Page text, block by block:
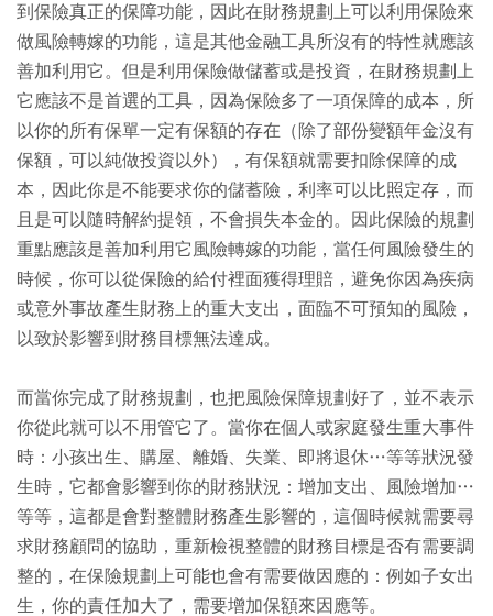
到保險真正的保障功能，因此在財務規劃上可以利用保險來
做風險轉嫁的功能，這是其他金融工具所沒有的特性就應該
善加利用它。但是利用保險做儲蓄或是投資，在財務規劃上
它應該不是首選的工具，因為保險多了一項保障的成本，所
以你的所有保單一定有保額的存在（除了部份變額年金沒有
保額，可以純做投資以外），有保額就需要扣除保障的成
本，因此你是不能要求你的儲蓄險，利率可以比照定存，而
且是可以隨時解約提領，不會損失本金的。因此保險的規劃
重點應該是善加利用它風險轉嫁的功能，當任何風險發生的
時候，你可以從保險的給付裡面獲得理賠，避免你因為疾病
或意外事故產生財務上的重大支出，面臨不可預知的風險，
以致於影響到財務目標無法達成。
而當你完成了財務規劃，也把風險保障規劃好了，並不表示
你從此就可以不用管它了。當你在個人或家庭發生重大事件
時：小孩出生、購屋、離婚、失業、即將退休…等等狀況發
生時，它都會影響到你的財務狀況：增加支出、風險增加…
等等，這都是會對整體財務產生影響的，這個時候就需要尋
求財務顧問的協助，重新檢視整體的財務目標是否有需要調
整的，在保險規劃上可能也會有需要做因應的：例如子女出
生，你的責任加大了，需要增加保額來因應等。